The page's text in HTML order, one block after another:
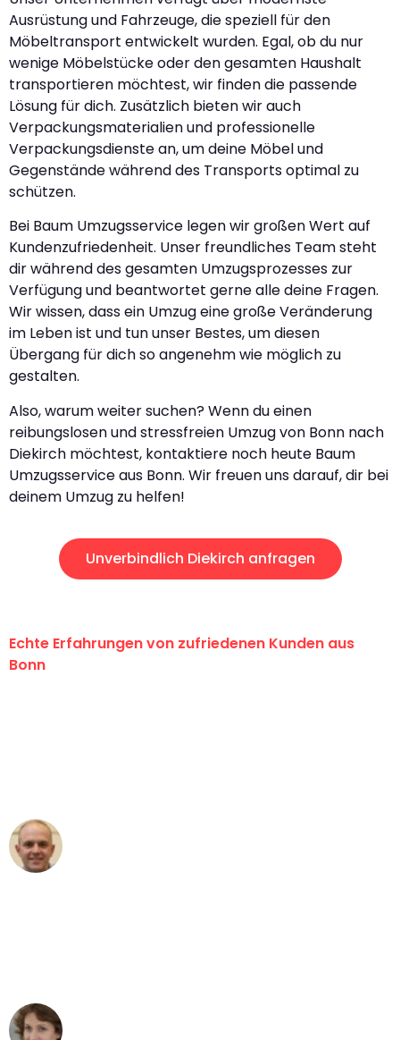
Ausrüstung und Fahrzeuge, die speziell für den
Möbeltransport entwickelt wurden. Egal, ob du nur
wenige Möbelstücke oder den gesamten Haushalt
transportieren möchtest, wir finden die passende
Lösung für dich. Zusätzlich bieten wir auch
Verpackungsmaterialien und professionelle
Verpackungsdienste an, um deine Möbel und
Gegenstände während des Transports optimal zu
schützen.
Bei Baum Umzugsservice legen wir großen Wert auf
Kundenzufriedenheit. Unser freundliches Team steht
dir während des gesamten Umzugsprozesses zur
Verfügung und beantwortet gerne alle deine Fragen.
Wir wissen, dass ein Umzug eine große Veränderung
im Leben ist und tun unser Bestes, um diesen
Übergang für dich so angenehm wie möglich zu
gestalten.
Also, warum weiter suchen? Wenn du einen
reibungslosen und stressfreien Umzug von Bonn nach
Diekirch möchtest, kontaktiere noch heute Baum
Umzugsservice aus Bonn. Wir freuen uns darauf, dir bei
deinem Umzug zu helfen!
Unverbindlich Diekirch anfragen
Echte Erfahrungen von zufriedenen Kunden aus
Bonn